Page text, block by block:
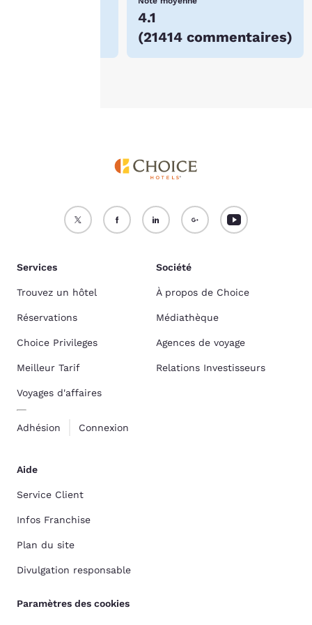
4.1
(21414 commentaires)
Accepter tous les cookies Refuser tous les cookies
Services
Trouvez un hôtel
Réservations
Choice Privileges
Meilleur Tarif
Voyages d'affaires
Adhésion Connexion
Société
À propos de Choice
Médiathèque
Agences de voyage
Relations Investisseurs
Aide
Service Client
Infos Franchise
Plan du site
Divulgation responsable
Paramètres des cookies